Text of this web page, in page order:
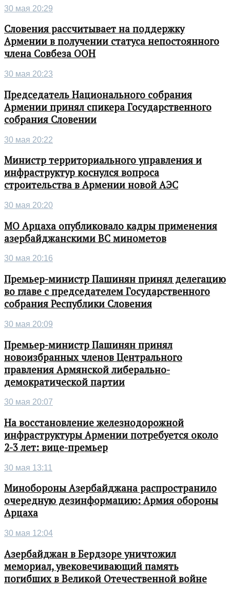
30 мая 20:29
Словения рассчитывает на поддержку
Армении в получении статуса непостоянного
члена Совбеза ООН
30 мая 20:23
Председатель Национального собрания
Армении принял спикера Государственного
собрания Словении
30 мая 20:22
Министр территориального управления и
инфраструктур коснулся вопроса
строительства в Армении новой АЭС
30 мая 20:20
МО Арцаха опубликовало кадры применения
азербайджанскими ВС минометов
30 мая 20:16
Премьер-министр Пашинян принял делегацию
во главе с председателем Государственного
собрания Республики Словения
30 мая 20:09
Премьер-министр Пашинян принял
новоизбранных членов Центрального
правления Армянской либерально-
демократической партии
30 мая 20:07
На восстановление железнодорожной
инфраструктуры Армении потребуется около
2-3 лет: вице-премьер
30 мая 13:11
Минобороны Азербайджана распространило
очередную дезинформацию: Армия обороны
Арцаха
30 мая 12:04
Азербайджан в Бердзоре уничтожил
мемориал, увековечивающий память
погибших в Великой Отечественной войне